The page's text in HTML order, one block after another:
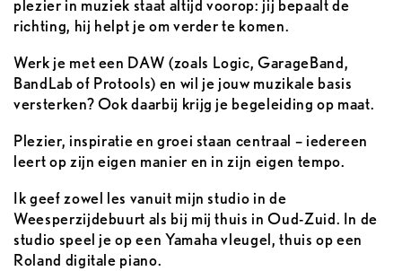
plezier in muziek staat altijd voorop: jij bepaalt de
richting, hij helpt je om verder te komen.
Werk je met een DAW (zoals Logic, GarageBand,
BandLab of Protools) en wil je jouw muzikale basis
versterken? Ook daarbij krijg je begeleiding op maat.
Plezier, inspiratie en groei staan centraal – iedereen
leert op zijn eigen manier en in zijn eigen tempo.
Ik geef zowel les vanuit mijn studio in de
Weesperzijdebuurt als bij mij thuis in Oud-Zuid. In de
studio speel je op een Yamaha vleugel, thuis op een
Roland digitale piano.